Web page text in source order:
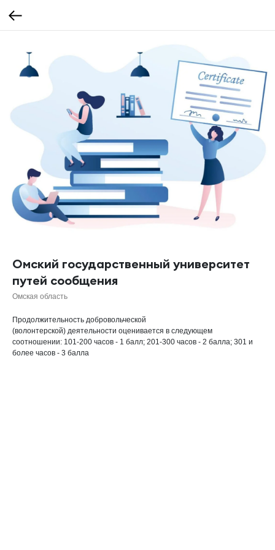
Омский государственный университет
путей сообщения
Омская область
Продолжительность добровольческой
(волонтерской) деятельности оценивается в следующем
соотношении: 101-200 часов - 1 балл; 201-300 часов - 2 балла; 301 и
более часов - 3 балла